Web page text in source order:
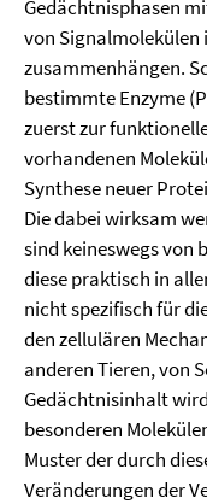
Gedächtnisphasen
von Signalmolekülen
zusammenhängen.
bestimmte Enzyme
zuerst zur
vorhandenen
Synthese neuer
Die dabei wirksam
sind keineswegs von
diese praktisch in
nicht spezifisch für
den zellulären
anderen Tieren, von
Gedächtnisinhalt
besonderen
Muster der durch
Veränderungen der